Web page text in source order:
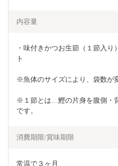
内容量
・味付きかつお生節（１節入り
ト
※魚体のサイズにより、袋数が
※１節とは…鰹の片身を腹側・
です。
消費期限/賞味期限
常温で３ヶ月